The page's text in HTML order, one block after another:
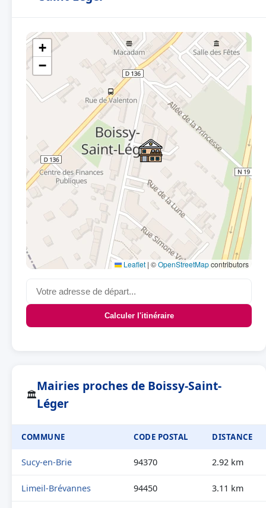
+
−
Leaflet | ©OpenStreetMapcontributors
Calculer l'itinéraire
🏛
Mairies proches de Boissy-Saint-
Léger
COMMUNE CODE POSTAL DISTANCE
Sucy-en-Brie 94370 2.92 km
Limeil-Brévannes 94450 3.11 km